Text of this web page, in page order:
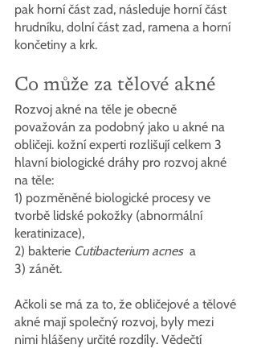
pak horní část zad, následuje horní část
hrudníku, dolní část zad, ramena a horní
končetiny a krk.
Co může za tělové akné
Rozvoj akné na těle je obecně
považován za podobný jako u akné na
obličeji. kožní experti rozlišují celkem 3
hlavní biologické dráhy pro rozvoj akné
na těle:
1) pozměněné biologické procesy ve
tvorbě lidské pokožky (abnormální
keratinizace),
2) bakterie Cutibacterium acnes
  a
3) zánět.
Ačkoli se má za to, že obličejové a tělové
akné mají společný rozvoj, byly mezi
nimi hlášeny určité rozdíly. Vědečtí